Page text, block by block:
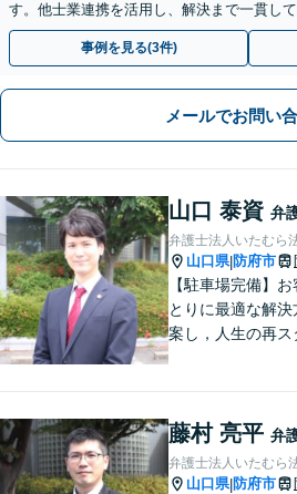
す。他士業連携を活用し、解決まで一貫し
相談60分無料】
事例を見る(3件)
メールでお問い
山口 泰資 弁
弁護士法人いたむら
山口県|防府市
【駐車場完備】
とりに最適な解
案し，人生の再ス
無料】お気軽にご
い。
藤村 亮平 弁
弁護士法人いたむら
山口県|防府市